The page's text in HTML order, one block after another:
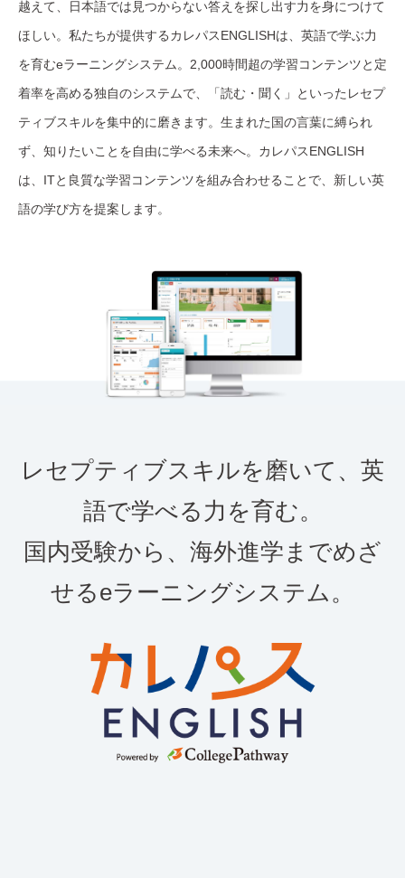
越えて、日本語では見つからない答えを探し出す力を身につけて
ほしい。私たちが提供するカレパスENGLISHは、英語で学ぶ力
を育むeラーニングシステム。2,000時間超の学習コンテンツと定
着率を高める独自のシステムで、「読む・聞く」といったレセプ
ティブスキルを集中的に磨きます。生まれた国の言葉に縛られ
ず、知りたいことを自由に学べる未来へ。カレパスENGLISH
は、ITと良質な学習コンテンツを組み合わせることで、新しい英
語の学び方を提案します。
レセプティブスキルを磨いて、英
語で学べる力を育む。
国内受験から、海外進学までめざ
せるeラーニングシステム。